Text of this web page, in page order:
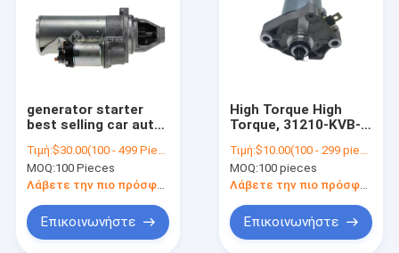
generator starter
best selling car auto
6042,3708 GAZ-
53.3307.3308, PAZ-
672.3205 ZMZ engine
5234 6042,3708
Τιμή:$30.00(100 - 499 Pieces) $20.00(>=500 Pieces)
MOQ:100 Pieces
Λάβετε την πιο πρόσφατη τιμή
Επικοινωνήστε
High Torque High
Torque, 31210-KVB-
31210-KVB-901 Low
Noise CLICK
VARIO/SPACY/BEAT/
SCH0016 41058009
Τιμή:$10.00(100 - 299 pieces) $7.00(300 - 599 pieces) $6.50(>=600 pieces)
MOQ:100 pieces
Επικοινωνήστε